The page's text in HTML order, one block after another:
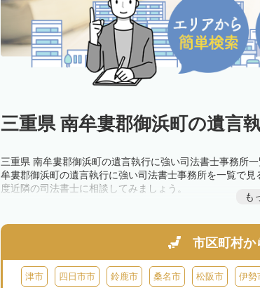
三重県 南牟婁郡御浜町の遺言
三重県 南牟婁郡御浜町の遺言執行に強い司法書士事務所
牟婁郡御浜町の遺言執行に強い司法書士事務所を一覧で
度近隣の司法書士に相談してみましょう。
も
市区町村か
津市 四日市市 鈴鹿市 桑名市 松阪市 伊勢